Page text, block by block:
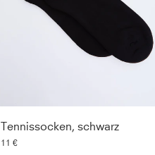
Tennissocken, schwarz
11 €